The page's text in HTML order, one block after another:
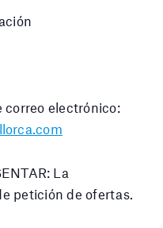
correo electrónico:
La
petición de ofertas.